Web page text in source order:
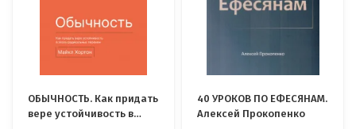
ОБЫЧНОСТЬ. Как придать
вере устойчивость в
40 УРОКОВ ПО ЕФЕСЯНАМ.
Алексей Прокопенко